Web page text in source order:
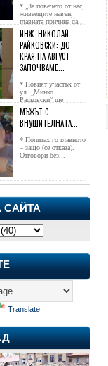
* „За повечето от нас,
живеещите навън,
главната причина да...
ИНЖ. НИКОЛАЙ
РАЙКОВСКИ: ДО
КРАЯ НА АВГУСТ
ЗАПОЧВАМЕ...
* Новият участък от
ул. „Минко
Радковски“ ще
МЪЖЪТ С
ВНУШИТЕЛНАТА...
* Попитах го главното
– защо (се отказа).
Отговори без...
САЙТА
Translate